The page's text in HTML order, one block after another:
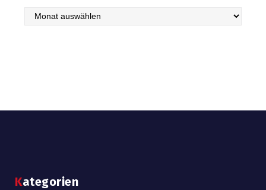
Archiv
Kategorien